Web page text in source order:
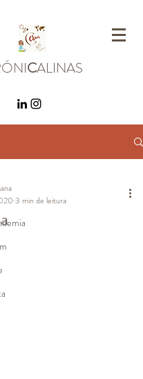
CALINAS
3 min de leitura